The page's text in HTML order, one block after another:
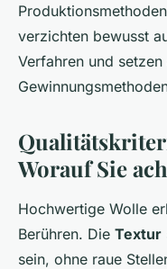
verzichten bewusst
Verfahren und
Worauf Sie
Hochwertige Wolle
Berühren. Die Textur
sein, ohne raue